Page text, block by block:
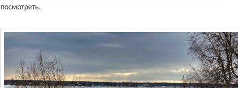
посмотреть.